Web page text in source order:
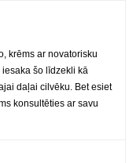
krēms ar novatorisku
iesaka šo līdzekli kā
daļai cilvēku. Bet esiet
konsultēties ar savu